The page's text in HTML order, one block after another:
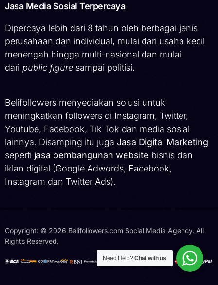
Jasa Media Sosial Terpercaya
Dipercaya lebih dari 8 tahun oleh berbagai jenis
perusahaan dan individual, mulai dari usaha kecil
menengah hingga multi-nasional dan mulai
dari public figure sampai politisi.
Belifollowers menyediakan solusi untuk
meningkatkan followers di Instagram, Twitter,
Youtube, Facebook, Tik Tok dan media sosial
lainnya. Disamping itu juga Jasa Digital Marketing
seperti jasa pembangunan website bisnis dan
iklan digital (Google Adwords, Facebook,
Instagram dan Twitter Ads).
Copyright: © 2026 Belifollowers.com Social Media Agency. All
Rights Reserved.
Hubungi Kami
Need Help?Chat with us